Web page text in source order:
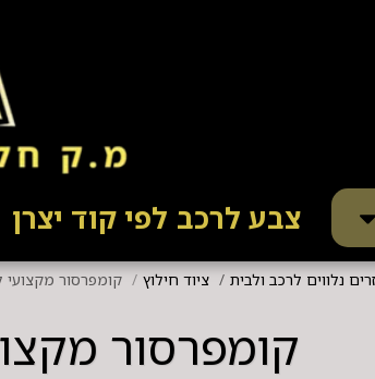
צבע לרכב לפי קוד יצרן
נלווים לרכב ולבית ציוד חילוץ קומפרסור מקצועי לרכב - 2
קומפרסור מקצועי לרכב -